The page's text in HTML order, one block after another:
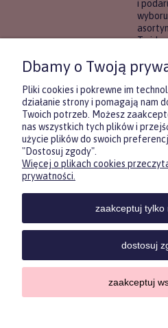
i
To
trafione.
Sklep
Zasubskrybuj nasz
i otrzymaj5% rabatu na
Twój email
Dbamy o Twoją
Pliki cookies i pokrewne im
działanie strony i pomagają nam
Twoich potrzeb. Możesz
nas wszystkich tych plików i
użycie plików do swoich
"Dostosuj zgody".
Więcej o plikach cookies
prywatności.
zaakceptuj tylko
dostosuj
zaakceptuj